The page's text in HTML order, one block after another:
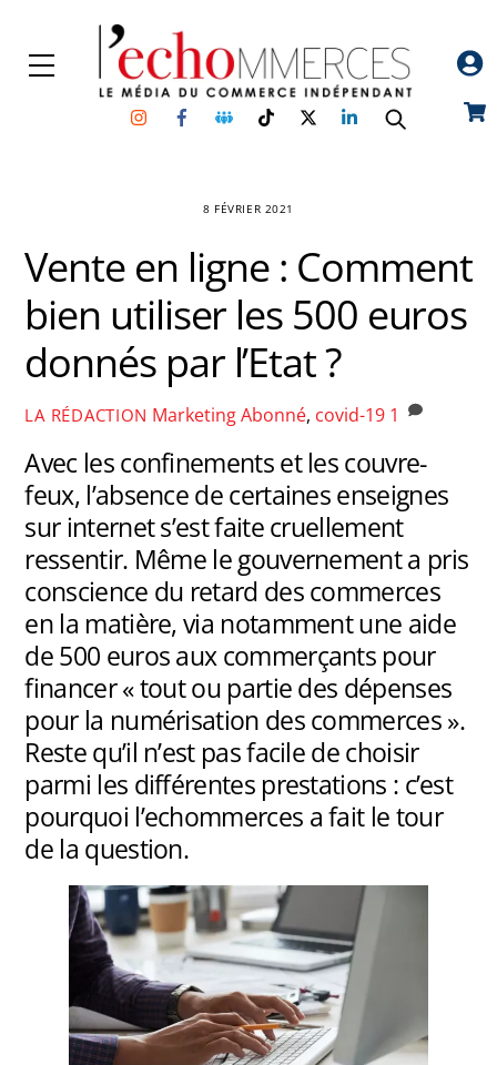
content
Menu
InstagramFacebookGroupe
Facebook
TikTokTwitterLinkedin
8 FÉVRIER 2021
Vente en ligne : Comment
bien utiliser les 500 euros
donnés par l’Etat ?
LA RÉDACTION MarketingAbonné, covid-19 1
Avec les confinements et les couvre-
feux, l’absence de certaines enseignes
sur internet s’est faite cruellement
ressentir. Même le gouvernement a pris
conscience du retard des commerces
en la matière, via notamment une aide
de 500 euros aux commerçants pour
financer « tout ou partie des dépenses
pour la numérisation des commerces ».
Reste qu’il n’est pas facile de choisir
parmi les différentes prestations : c’est
pourquoi l’echommerces a fait le tour
de la question.